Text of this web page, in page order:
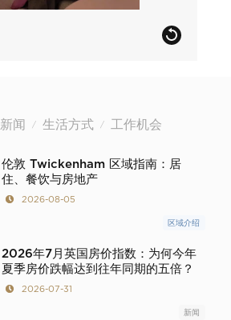
新闻 / 生活方式 / 工作机会
伦敦 Twickenham 区域指南：居
住、餐饮与房地产
2026-08-05
区域介绍
2026年7月英国房价指数：为何今年
夏季房价跌幅达到往年同期的五倍？
2026-07-31
新闻